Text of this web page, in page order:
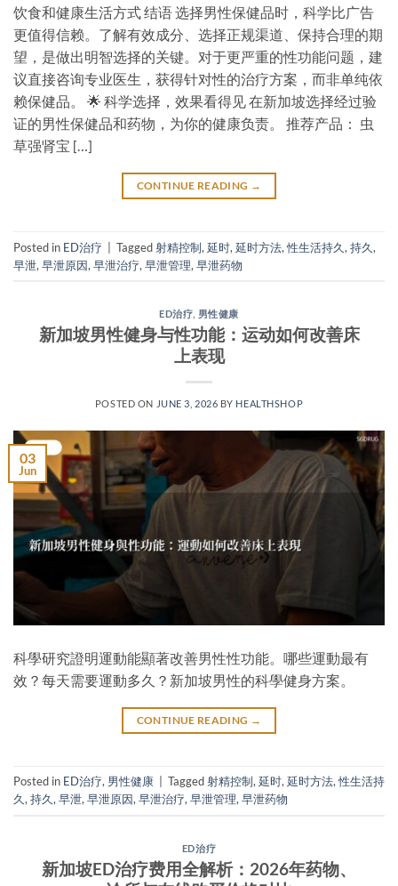
饮食和健康生活方式 结语 选择男性保健品时，科学比广告
更值得信赖。了解有效成分、选择正规渠道、保持合理的期
望，是做出明智选择的关键。对于更严重的性功能问题，建
议直接咨询专业医生，获得针对性的治疗方案，而非单纯依
赖保健品。 🌟 科学选择，效果看得见 在新加坡选择经过验
证的男性保健品和药物，为你的健康负责。 推荐产品： 虫
草强肾宝 […]
CONTINUE READING →
Posted in ED治疗 Tagged射精控制, 延时, 延时方法,性生活持久, 持久,
早泄, 早泄原因, 早泄治疗, 早泄管理, 早泄药物
ED治疗 男性健康
新加坡男性健身与性功能：运动如何改善床
上表现
POSTED ON JUNE 3, 2026 BY HEALTHSHOP
03
Jun
科學研究證明運動能顯著改善男性性功能。哪些運動最有
效？每天需要運動多久？新加坡男性的科學健身方案。
CONTINUE READING →
Posted in ED治疗, 男性健康 Tagged射精控制,延时,延时方法,性生活持
久,持久,早泄,早泄原因,早泄治疗,早泄管理,早泄药物
ED治疗
新加坡ED治疗费用全解析：2026年药物、